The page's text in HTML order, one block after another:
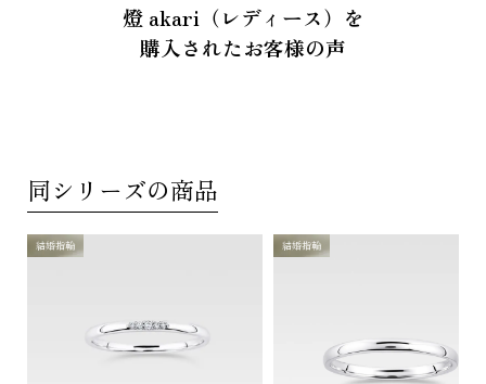
燈 akari（レディース）を
購入されたお客様の声
同シリーズの商品
結婚指輪 結婚指輪